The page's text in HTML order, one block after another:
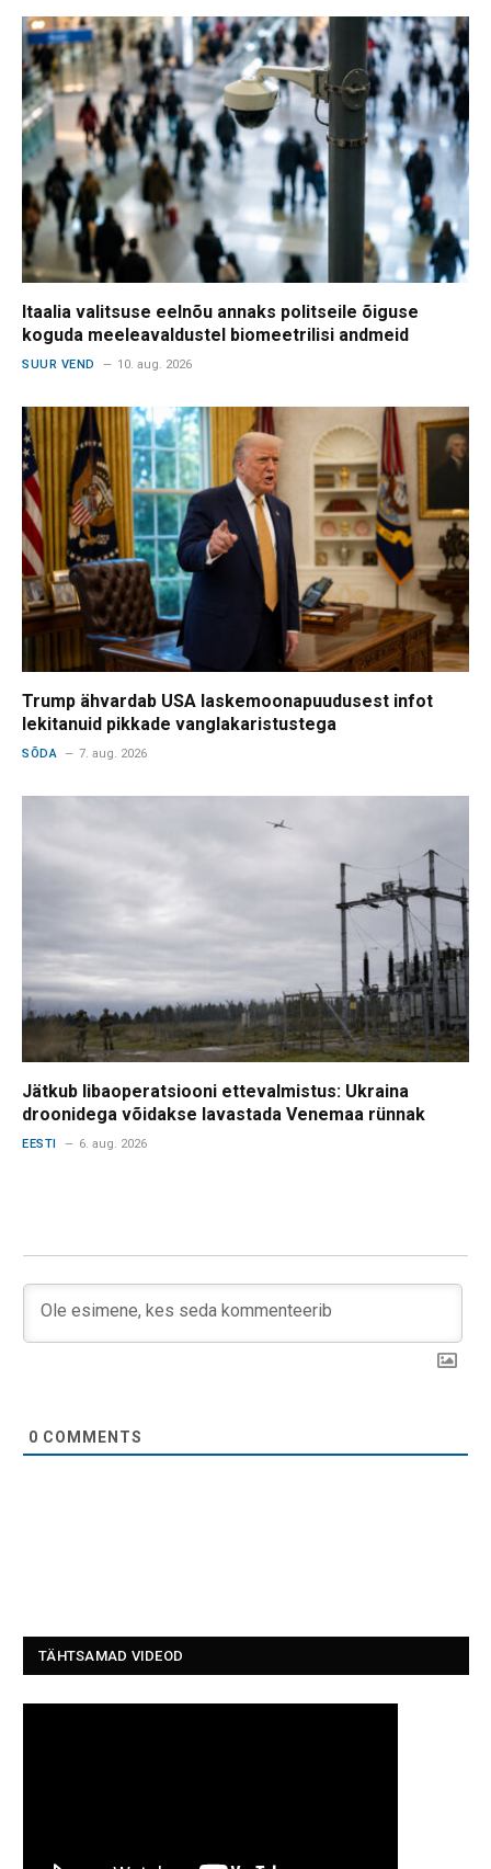
Itaalia valitsuse eelnõu annaks politseile õiguse
koguda meeleavaldustel biomeetrilisi andmeid
SUUR VEND 10. aug. 2026
Trump ähvardab USA laskemoonapuudusest infot
lekitanuid pikkade vanglakaristustega
SÕDA 7. aug. 2026
Jätkub libaoperatsiooni ettevalmistus: Ukraina
droonidega võidakse lavastada Venemaa rünnak
EESTI 6. aug. 2026
0 COMMENTS
TÄHTSAMAD VIDEOD